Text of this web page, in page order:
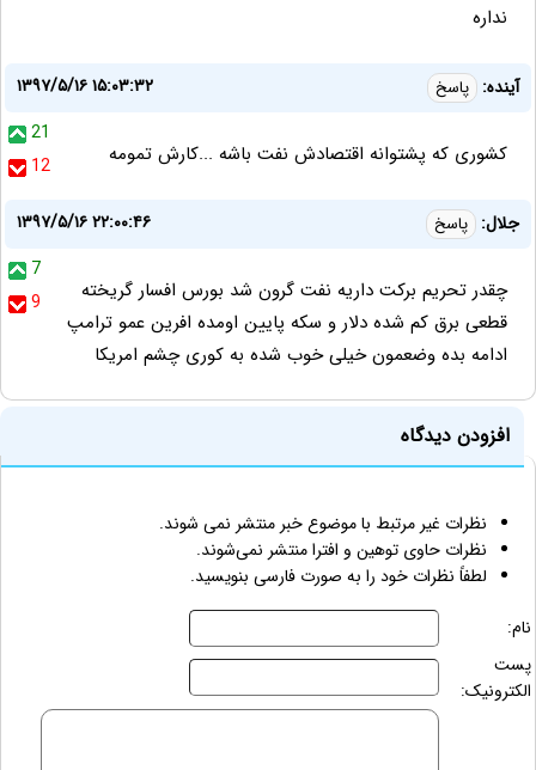
نداره
آینده: پاسخ
۱۳۹۷/۵/۱۶ ۱۵:۰۳:۳۲
21
12
کشوری که پشتوانه اقتصادش نفت باشه ...کارش تمومه
جلال: پاسخ
۱۳۹۷/۵/۱۶ ۲۲:۰۰:۴۶
7
9
چقدر تحریم برکت داریه نفت گرون شد بورس افسار گریخته
قطعی برق کم شده دلار و سکه پایین اومده افرین عمو ترامپ
ادامه بده وضعمون خیلی خوب شده به کوری چشم امریکا
افزودن دیدگاه
نظرات غیر مرتبط با موضوع خبر منتشر نمی شوند.
نظرات حاوی توهین و افترا منتشر نمی‌شوند.
لطفاً نظرات خود را به صورت فارسی بنویسید.
نام:
پست
الکترونیک: